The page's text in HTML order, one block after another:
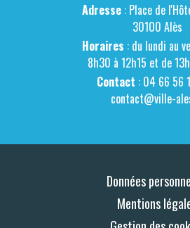
Adresse: Place de
30100 Alès
Horaires : du lundi au
8h30 à 12h15 et de
Contact : 04 66 56
contact@ville-
Données
Mentions